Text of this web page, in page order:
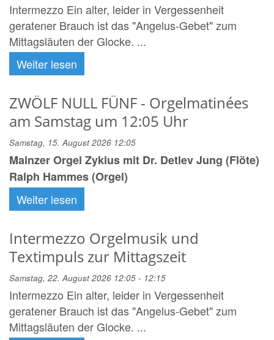
Intermezzo Ein alter, leider in Vergessenheit
geratener Brauch ist das "Angelus-Gebet" zum
Mittagsläuten der Glocke. ...
Weiter lesen
ZWÖLF NULL FÜNF - Orgelmatinées
am Samstag um 12:05 Uhr
Samstag, 15. August 2026 12:05
Mainzer Orgel Zyklus mit Dr. Detlev Jung (Flöte)
Ralph Hammes (Orgel)
Weiter lesen
Intermezzo Orgelmusik und
Textimpuls zur Mittagszeit
Samstag, 22. August 2026 12:05 - 12:15
Intermezzo Ein alter, leider in Vergessenheit
geratener Brauch ist das "Angelus-Gebet" zum
Mittagsläuten der Glocke. ...